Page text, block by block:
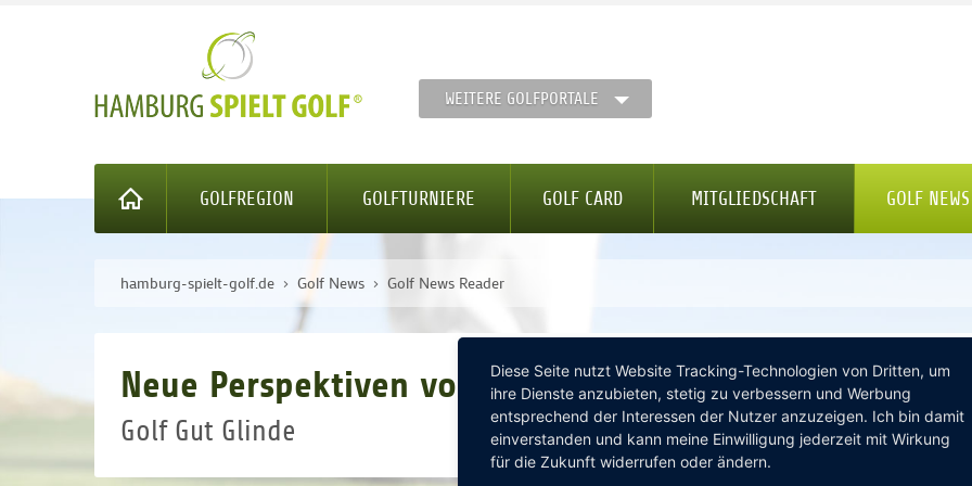
WEITERE GOLFPORTALE
GOLFREGION GOLFTURNIERE GOLF CARD MITGLIEDSCHAFT GOLF NEWS
hamburg-spielt-golf.de Golf News Golf News Reader
Neue Perspektiven von neuen Abschlägen
Golf Gut Glinde
Diese Seite nutzt Website Tracking-Technologien von Dritten, um
ihre Dienste anzubieten, stetig zu verbessern und Werbung
entsprechend der Interessen der Nutzer anzuzeigen. Ich bin damit
einverstanden und kann meine Einwilligung jederzeit mit Wirkung
für die Zukunft widerrufen oder ändern.